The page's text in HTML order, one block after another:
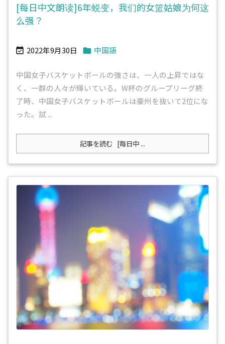
[每日中文朗读]6年蜕变，我们的女篮姑娘为何这
么强？
 2022年9月30日  中国語
中国女子バスケットボールの強さは、一人の上昇ではな
く、一群の人々が輝いている。W杯のグループリーグ終
了時、中国女子バスケットボールは豪州を抜いて2位にな
った。試 ...
記事を読む [每日中 ...